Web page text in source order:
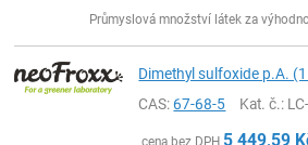
Průmyslová množství látek za
Dimethyl sulfoxide p.A.
CAS:67-68-5 Kat. č.:
cena bez DPH 5 449,59